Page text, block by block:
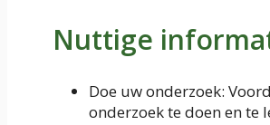
Nuttige
Doe uw onderzoek:
onderzoek te doen en te